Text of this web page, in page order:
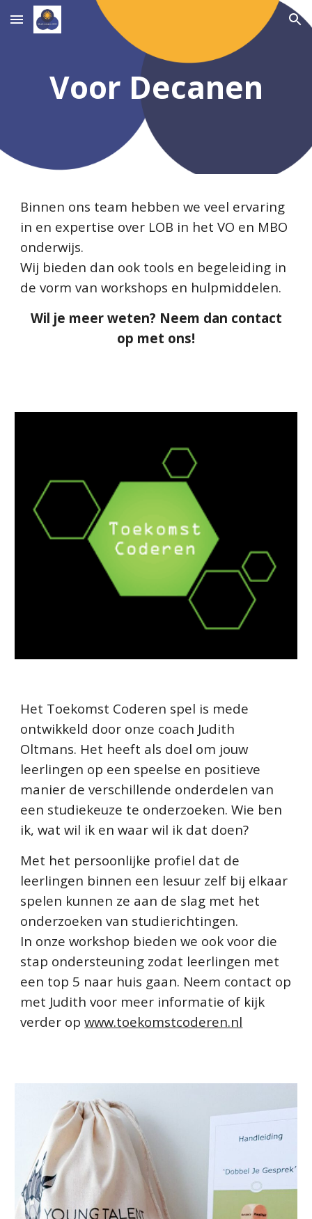
Skip to main content Skip to navigation
Voor Decanen
Binnen ons team hebben we veel ervaring
in en expertise over LOB in het VO en MBO
onderwijs.
Wij bieden dan ook tools en begeleiding in
de vorm van workshops en hulpmiddelen.
Wil je meer weten? Neem dan contact
op met ons!
Het Toekomst Coderen spel is mede
ontwikkeld door onze coach Judith
Oltmans. Het heeft als doel om jouw
leerlingen op een speelse en positieve
manier de verschillende onderdelen van
een studiekeuze te onderzoeken. Wie ben
ik, wat wil ik en waar wil ik dat doen?
Met het persoonlijke profiel dat de
leerlingen binnen een lesuur zelf bij elkaar
spelen kunnen ze aan de slag met het
onderzoeken van studierichtingen.
In onze workshop bieden we ook voor die
stap ondersteuning zodat leerlingen met
een top 5 naar huis gaan. Neem contact op
met Judith voor meer informatie of kijk
verder opwww.toekomstcoderen.nl